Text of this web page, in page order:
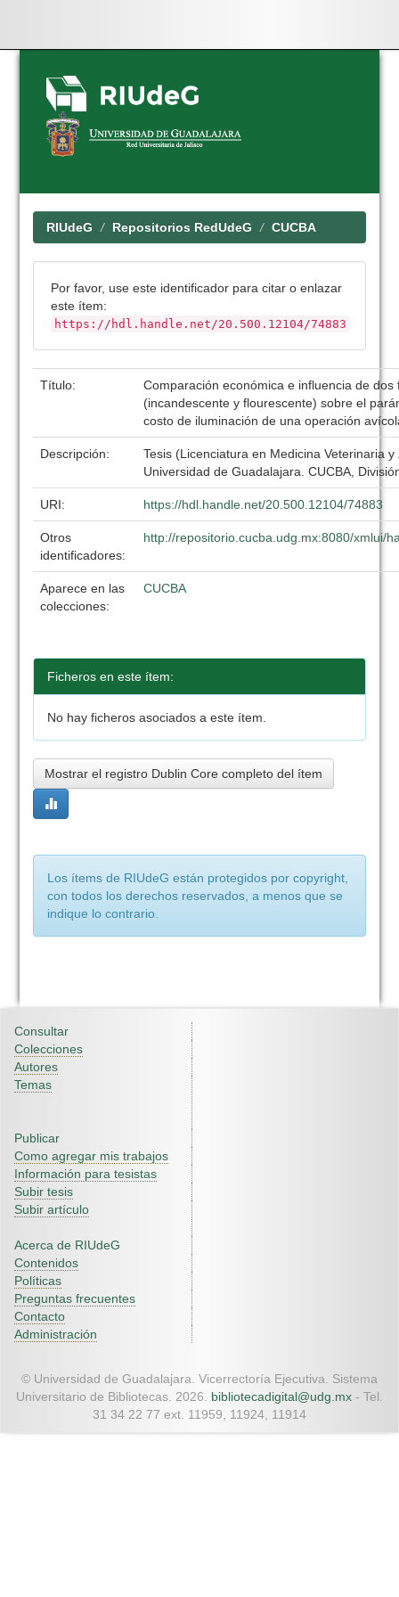
Skip
navigation
RIUdeG Repositorios RedUdeG CUCBA
Por favor, use este identificador para citar o enlazar
este ítem:
https://hdl.handle.net/20.500.12104/74883
Título:
Comparación económica e influencia de
(incandescente y flourescente) sobre el
costo de iluminación de una operación
Descripción:
Tesis (Licenciatura en Medicina Veterinaria
Universidad de Guadalajara. CUCBA,
URI: https://hdl.handle.net/20.500.12104/74883
Otros
identificadores:
http://repositorio.cucba.udg.mx:8080/xmlui/
Aparece en las
colecciones:
CUCBA
Ficheros en este ítem:
No hay ficheros asociados a este ítem.
Mostrar el registro Dublin Core completo del ítem
Los ítems de RIUdeG están protegidos por copyright,
con todos los derechos reservados, a menos que se
indique lo contrario.
Consultar
Colecciones
Autores
Temas
Publicar
Como agregar mis trabajos
Información para tesistas
Subir tesis
Subir artículo
Acerca de RIUdeG
Contenidos
Políticas
Preguntas frecuentes
Contacto
Administración
© Universidad de Guadalajara. Vicerrectoría Ejecutiva. Sistema
Universitario de Bibliotecas. 2026. bibliotecadigital@udg.mx - Tel.
31 34 22 77 ext. 11959, 11924, 11914